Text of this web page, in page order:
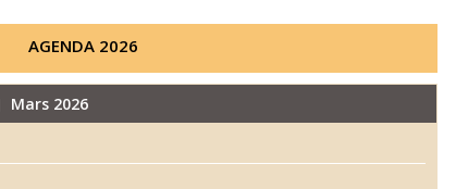
AGENDA 2026
Mars 2026